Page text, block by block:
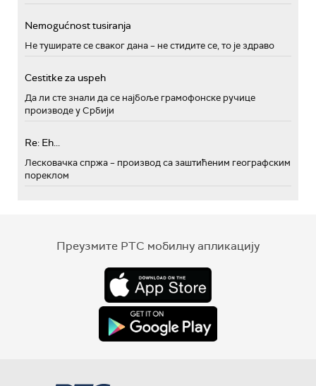
Nemogućnost tusiranja
Не туширате се сваког дана – не стидите се, то је здраво
Cestitke za uspeh
Да ли сте знали да се најбоље грамофонске ручице
производе у Србији
Re: Eh...
Лесковачка спржа – производ са заштићеним географским
пореклом
Преузмите РТС мобилну апликацију